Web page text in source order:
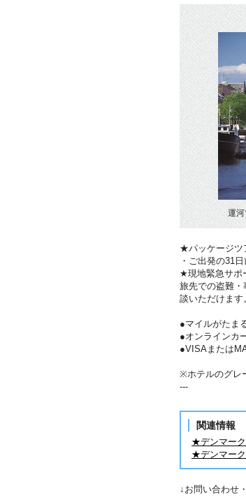
運
★パッケージツ
・ご出発の31
★現地緊急サポ
旅先での盗難
談いただけます
●マイルがたま
●オンラインカ
●VISAまたは
※ホテルのグレ
---
関連情報
★デンマー
★デンマーク
↓お問い合わせ